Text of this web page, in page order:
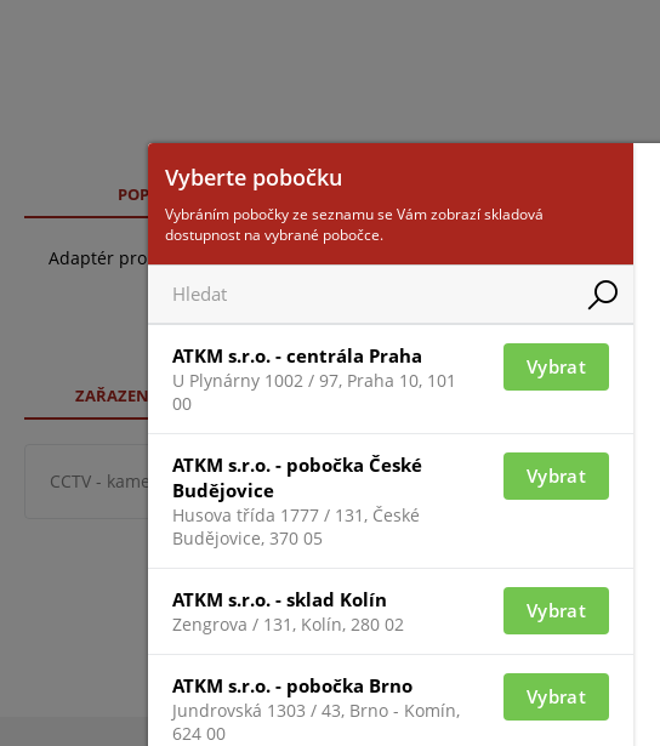
POPIS
Adaptér pro montáž na sloup. Max průměr sloupu 89 až 152,4mm.
ZAŘAZENÍ ZBOŽÍ
CCTV - kamerové systémy Montážní příslušenství ke kamerám
Vyberte pobočku
Vybráním pobočky ze seznamu se Vám zobrazí skladová
dostupnost na vybrané pobočce.
ATKM s.r.o. - centrála Praha
U Plynárny 1002 / 97, Praha 10, 101
00
Vybrat
ATKM s.r.o. - pobočka České
Budějovice
Husova třída 1777 / 131, České
Budějovice, 370 05
Vybrat
ATKM s.r.o. - sklad Kolín
Zengrova / 131, Kolín, 280 02
Vybrat
ATKM s.r.o. - pobočka Brno
Jundrovská 1303 / 43, Brno - Komín,
624 00
Vybrat